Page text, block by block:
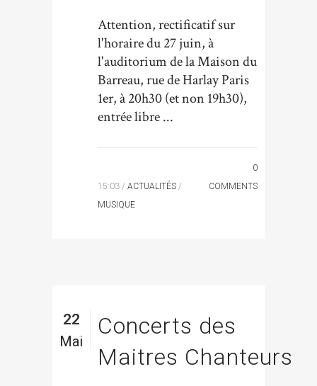
Attention, rectificatif sur
l'horaire du 27 juin, à
l'auditorium de la Maison du
Barreau, rue de Harlay Paris
1er, à 20h30 (et non 19h30),
entrée libre ...
15:03 / ACTUALITÉS /
MUSIQUE
0
COMMENTS
22
Mai
Concerts des
Maitres Chanteurs